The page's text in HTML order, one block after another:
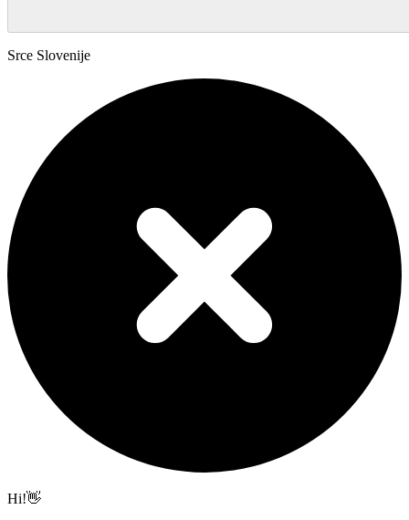
Srce Slovenije
Hi!👋